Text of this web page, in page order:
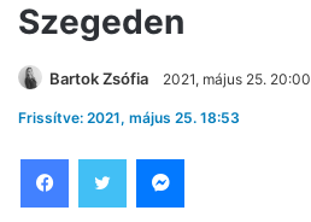
Szegeden
Bartok Zsófia 2021, május 25. 20:00
Frissítve: 2021, május 25. 18:53